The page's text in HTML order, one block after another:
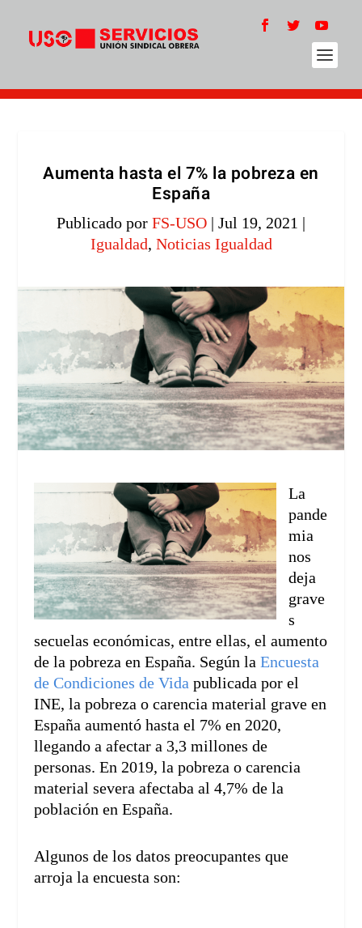
Aumenta hasta el 7% la pobreza en
España
Publicado por FS-USO | Jul 19, 2021 |
Igualdad, Noticias Igualdad
La
pande
mia
nos
deja
grave
s
secuelas económicas, entre ellas, el aumento
de la pobreza en España. Según laEncuesta
de Condiciones de Vida publicada por el
INE, la pobreza o carencia material grave en
España aumentó hasta el 7% en 2020,
llegando a afectar a 3,3 millones de
personas. En 2019, la pobreza o carencia
material severa afectaba al 4,7% de la
población en España.
Algunos de los datos preocupantes que
arroja la encuesta son: